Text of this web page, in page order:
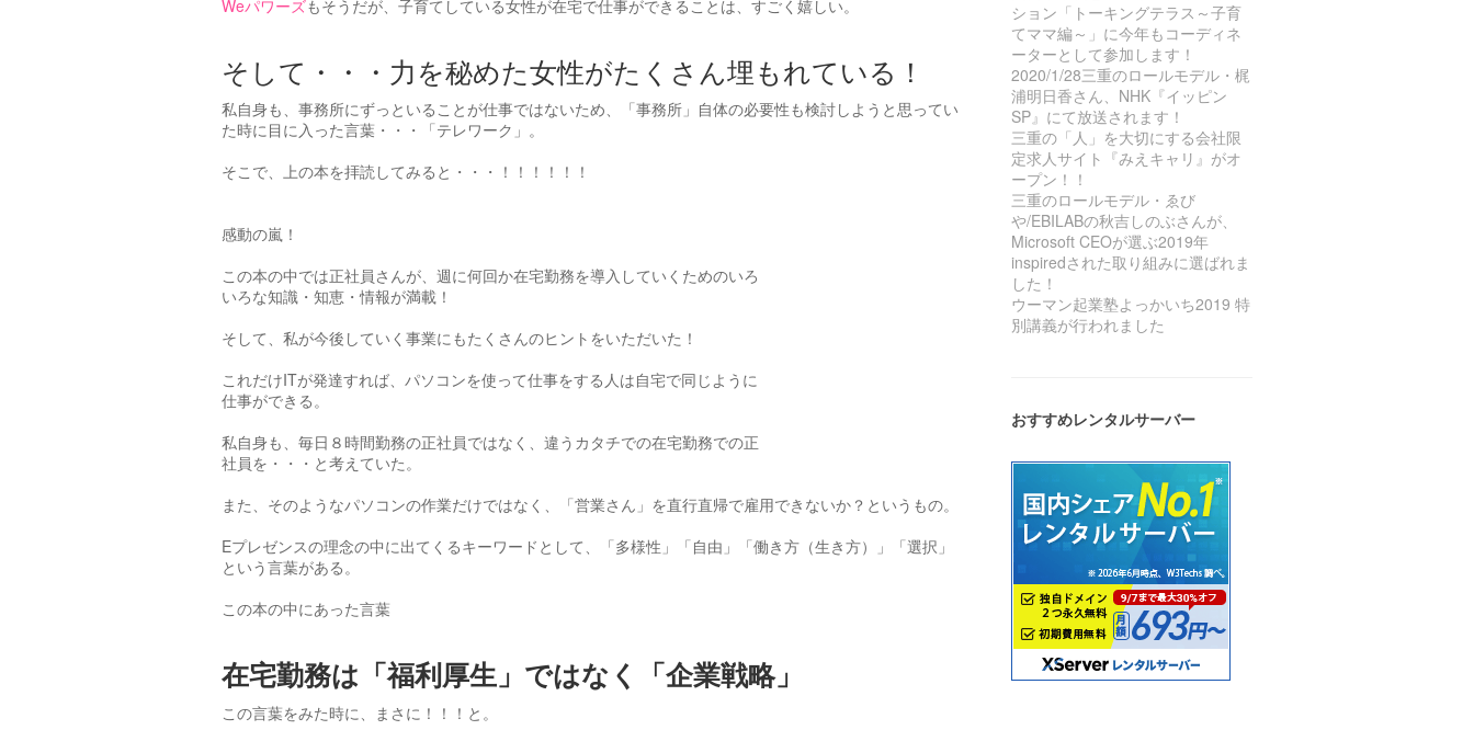
Weパワーズもそうだが、子育てしている女性が在宅で仕事ができることは、すごく嬉しい。
そして・・・力を秘めた女性がたくさん埋もれている！
私自身も、事務所にずっといることが仕事ではないため、「事務所」自体の必要性も検討しようと思ってい
た時に目に入った言葉・・・「テレワーク」。
そこで、上の本を拝読してみると・・・！！！！！！
感動の嵐！
この本の中では正社員さんが、週に何回か在宅勤務を導入していくためのいろ
いろな知識・知恵・情報が満載！
そして、私が今後していく事業にもたくさんのヒントをいただいた！
これだけITが発達すれば、パソコンを使って仕事をする人は自宅で同じように
仕事ができる。
私自身も、毎日８時間勤務の正社員ではなく、違うカタチでの在宅勤務での正
社員を・・・と考えていた。
また、そのようなパソコンの作業だけではなく、「営業さん」を直行直帰で雇用できないか？というもの。
Eプレゼンスの理念の中に出てくるキーワードとして、「多様性」「自由」「働き方（生き方）」「選択」
という言葉がある。
この本の中にあった言葉
在宅勤務は「福利厚生」ではなく「企業戦略」
この言葉をみた時に、まさに！！！と。
ション「トーキングテラス～子育
てママ編～」に今年もコーディネ
ーターとして参加します！
2020/1/28三重のロールモデル・梶
浦明日香さん、NHK『イッピン
SP』にて放送されます！
三重の「人」を大切にする会社限
定求人サイト『みえキャリ』がオ
ープン！！
三重のロールモデル・ゑび
や/EBILABの秋吉しのぶさんが、
Microsoft CEOが選ぶ2019年
inspiredされた取り組みに選ばれま
した！
ウーマン起業塾よっかいち2019 特
別講義が行われました
おすすめレンタルサーバー